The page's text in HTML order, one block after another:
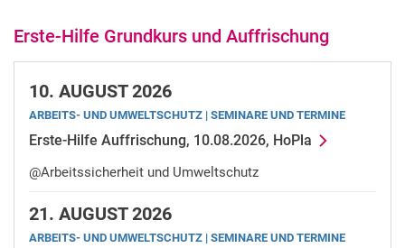
Sonderabfallent­sor­gung (Annahme)
Offene Sprechstunde - Arbeitsmedizin
Er­s­­­­­­te-Hil­­­­­­fe Grun­­­­­d­kurs und Auffrischung
Bran­d­­­­schu­t­z­hel­­­­fer*in­­­­nenaus­­­­bil­­­­dung
Lagerung von Gefahrstoffen
Er­s­­te-Hil­­fe Grun­d­kurs und Auffrischung
10. AUGUST 2026
ARBEITS- UND UMWELTSCHUTZ | SE­MI­NA­RE UND TER­MI­NE
Er­s­­­te-Hil­­­fe Auffrischung, 10.08.2026, HoPla
@Arbeitssicherheit und Umweltschutz
21. AUGUST 2026
ARBEITS- UND UMWELTSCHUTZ | SE­MI­NA­RE UND TER­MI­NE